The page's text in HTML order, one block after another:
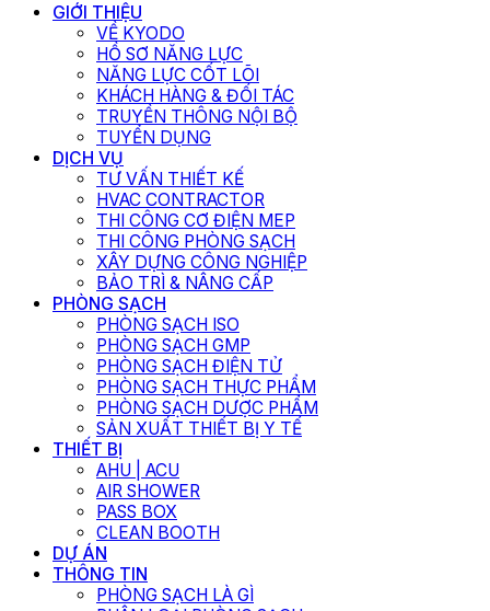
GIỚI THIỆU
VỀ KYODO
HỒ SƠ NĂNG LỰC
NĂNG LỰC CỐT LÕI
KHÁCH HÀNG & ĐỐI TÁC
TRUYỀN THÔNG NỘI BỘ
TUYỂN DỤNG
DỊCH VỤ
TƯ VẤN THIẾT KẾ
HVAC CONTRACTOR
THI CÔNG CƠ ĐIỆN MEP
THI CÔNG PHÒNG SẠCH
XÂY DỰNG CÔNG NGHIỆP
BẢO TRÌ & NÂNG CẤP
PHÒNG SẠCH
PHÒNG SẠCH ISO
PHÒNG SẠCH GMP
PHÒNG SẠCH ĐIỆN TỬ
PHÒNG SẠCH THỰC PHẨM
PHÒNG SẠCH DƯỢC PHẨM
SẢN XUẤT THIẾT BỊ Y TẾ
THIẾT BỊ
AHU | ACU
AIR SHOWER
PASS BOX
CLEAN BOOTH
DỰ ÁN
THÔNG TIN
PHÒNG SẠCH LÀ GÌ